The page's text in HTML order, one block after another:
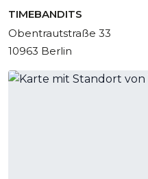
TIMEBANDITS
Obentrautstraße 33
10963 Berlin